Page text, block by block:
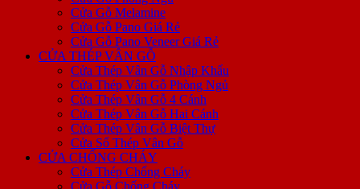
Cửa Gỗ Melamine
Cửa Gỗ Pano Giá Rẻ
Cửa Gỗ Pano Veneer Giá Rẻ
CỬA THÉP VÂN GỖ
Cửa Thép Vân Gỗ Nhập Khẩu
Cửa Thép Vân Gỗ Phòng Ngủ
Cửa Thép Vân Gỗ 4 Cánh
Cửa Thép Vân Gỗ Hai Cánh
Cửa Thép Vân Gỗ Biệt Thự
Cửa Sổ Thép Vân Gỗ
CỬA CHỐNG CHÁY
Cửa Thép Chống Cháy